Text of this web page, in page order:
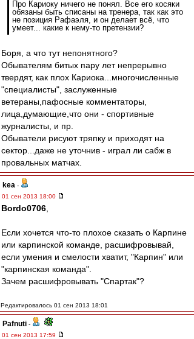
Про Кариоку ничего не понял. Все его косяки
обязаны быть списаны на тренера, так как это
не позиция Рафаэля, и он делает всё, что
умеет... какие к нему-то претензии?
Боря, а что тут непонятного?
Обывателям битых пару лет непрерывно
твердят, как плох Кариока...многочисленные
"специалисты", заслуженные
ветераны,пафосные комментаторы,
лица,думающие,что они - спортивные
журналисты, и пр.
Обыватели рисуют тряпку и приходят на
сектор...даже не уточнив - играл ли сабж в
провальных матчах.
kea -
01 сен 2013 18:00
Bordo0706
Если хочется что-то плохое сказать о Карпине
или карпинской команде, расшифровывай,
если умения и смелости хватит, "Карпин" или
"карпинская команда".
Зачем расшифровывать "Спартак"?
Редактировалось 01 сен 2013 18:01
Pafnuti -
01 сен 2013 17:59